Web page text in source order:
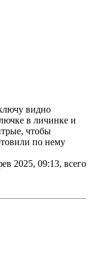
видно
в личинке и
чтобы
по нему
2025, 09:13, всего